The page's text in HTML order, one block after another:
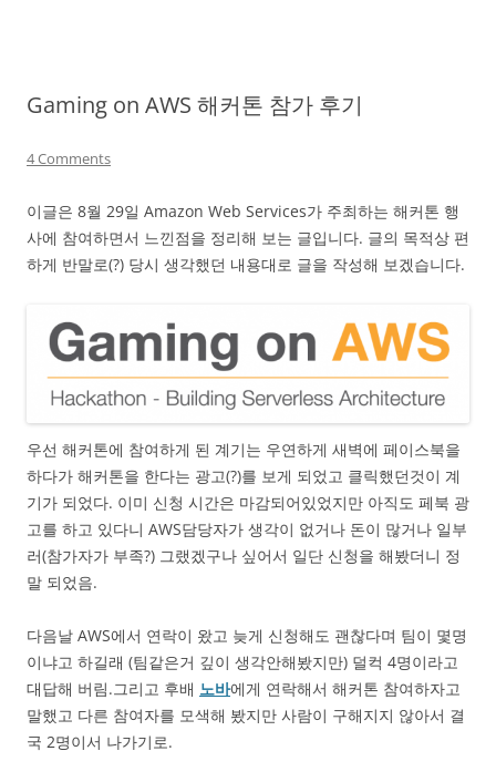
Gaming on AWS 해커톤 참가 후기
4 Comments
이글은 8월 29일 Amazon Web Services가 주최하는 해커톤 행
사에 참여하면서 느낀점을 정리해 보는 글입니다. 글의 목적상 편
하게 반말로(?) 당시 생각했던 내용대로 글을 작성해 보겠습니다.
우선 해커톤에 참여하게 된 계기는 우연하게 새벽에 페이스북을
하다가 해커톤을 한다는 광고(?)를 보게 되었고 클릭했던것이 계
기가 되었다. 이미 신청 시간은 마감되어있었지만 아직도 페북 광
고를 하고 있다니 AWS담당자가 생각이 없거나 돈이 많거나 일부
러(참가자가 부족?) 그랬겠구나 싶어서 일단 신청을 해봤더니 정
말 되었음.
다음날 AWS에서 연락이 왔고 늦게 신청해도 괜찮다며 팀이 몇명
이냐고 하길래 (팀같은거 깊이 생각안해봤지만) 덜컥 4명이라고
대답해 버림.그리고 후배 노바에게 연락해서 해커톤 참여하자고
말했고 다른 참여자를 모색해 봤지만 사람이 구해지지 않아서 결
국 2명이서 나가기로.